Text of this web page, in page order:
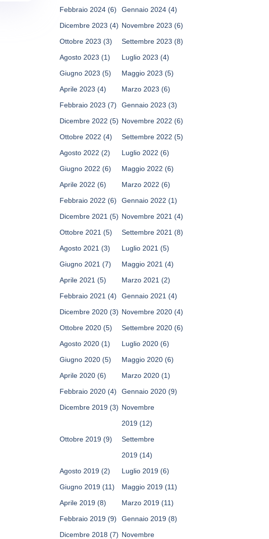
Febbraio 2024 (6) Gennaio 2024 (4)
Dicembre 2023 (4) Novembre 2023 (6)
Ottobre 2023 (3) Settembre 2023 (8)
Agosto 2023 (1) Luglio 2023 (4)
Giugno 2023 (5) Maggio 2023 (5)
Aprile 2023 (4) Marzo 2023 (6)
Febbraio 2023 (7) Gennaio 2023 (3)
Dicembre 2022 (5) Novembre 2022 (6)
Ottobre 2022 (4) Settembre 2022 (5)
Agosto 2022 (2) Luglio 2022 (6)
Giugno 2022 (6) Maggio 2022 (6)
Aprile 2022 (6) Marzo 2022 (6)
Febbraio 2022 (6) Gennaio 2022 (1)
Dicembre 2021 (5) Novembre 2021 (4)
Ottobre 2021 (5) Settembre 2021 (8)
Agosto 2021 (3) Luglio 2021 (5)
Giugno 2021 (7) Maggio 2021 (4)
Aprile 2021 (5) Marzo 2021 (2)
Febbraio 2021 (4) Gennaio 2021 (4)
Dicembre 2020 (3) Novembre 2020 (4)
Ottobre 2020 (5) Settembre 2020 (6)
Agosto 2020 (1) Luglio 2020 (6)
Giugno 2020 (5) Maggio 2020 (6)
Aprile 2020 (6) Marzo 2020 (1)
Febbraio 2020 (4) Gennaio 2020 (9)
Dicembre 2019 (3) Novembre
2019 (12)
Ottobre 2019 (9)
Settembre
2019 (14)
Agosto 2019 (2) Luglio 2019 (6)
Giugno 2019 (11) Maggio 2019 (11)
Aprile 2019 (8) Marzo 2019 (11)
Febbraio 2019 (9) Gennaio 2019 (8)
Dicembre 2018 (7) Novembre